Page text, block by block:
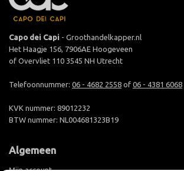
Capo dei Capi - Groothandelkapper.nl
Het Haagje 156, 7906AE Hoogeveen
of Overvliet 110 3545 NH Utrecht
Telefoonnummer: 06 - 4682 2558 of 06 - 4381 6068
KVK nummer: 89012232
BTW nummer: NL004681323B19
Algemeen